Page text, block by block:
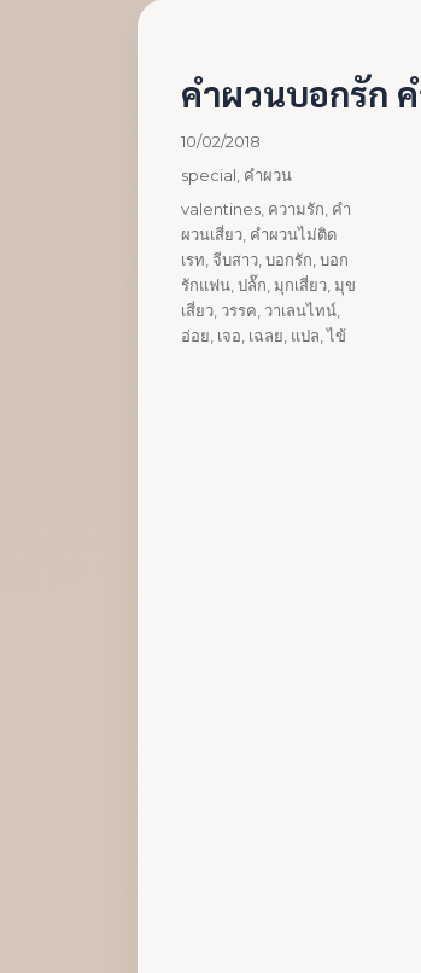
คำผวนบอกรัก
เขียน
10/02/2018
หมวด
หมู่
special คำผวน
ป้าย
กำกับ
valentines ความรัก คำ
ผวนเสี่ยว คำผวนไม่ติด
เรท จีบสาว บอกรัก บอก
รักแฟน ปล้๊ก มุกเสี่ยว มุข
เสี่ยว วรรค วาเลนไทน์
อ่อย เจอ เฉลย แปล ,ไข้